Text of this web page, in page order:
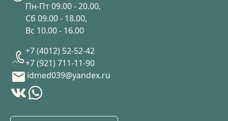
Пн-Пт 09.00 - 20.00,
Сб 09.00 - 18.00,
Вс 10.00 - 16.00
+7 (4012) 52-52-42
+7 (921) 711-11-90
idmed039@yandex.ru